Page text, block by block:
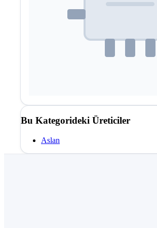
Bu Kategorideki Üreticiler
Aslan